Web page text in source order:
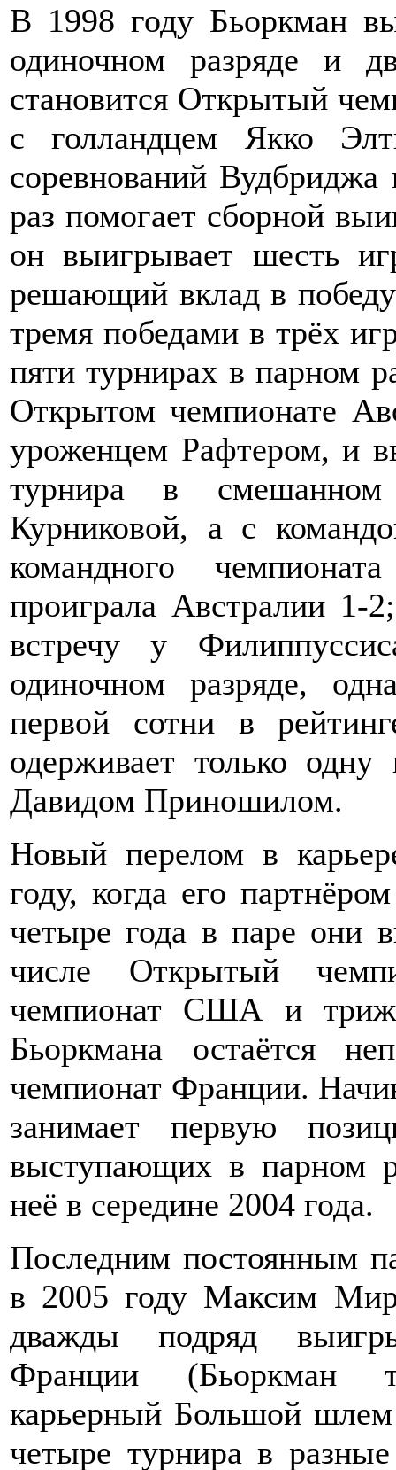
В 1998 году Бьоркман
одиночном разряде и
становится Открытый
с голландцем Якко
соревнований
раз помогает сборной
он выигрывает шесть
решающий вклад в
тремя победами в трёх
пяти турнирах в парном
Открытом чемпионате
уроженцем Рафтером, и
турнира в
Курниковой, а с
командного
проиграла Австралии 1-
встречу у
одиночном разряде,
первой сотни в
одерживает только
Давидом Приношилом.
Новый перелом в
году, когда его
четыре года в паре они
числе Открытый
чемпионат США и
Бьоркмана остаётся
чемпионат Франции.
занимает первую
выступающих в парном
неё в середине 2004 года.
Последним постоянным
в 2005 году Максим
дважды подряд
Франции (Бьоркман
карьерный Большой
четыре турнира в